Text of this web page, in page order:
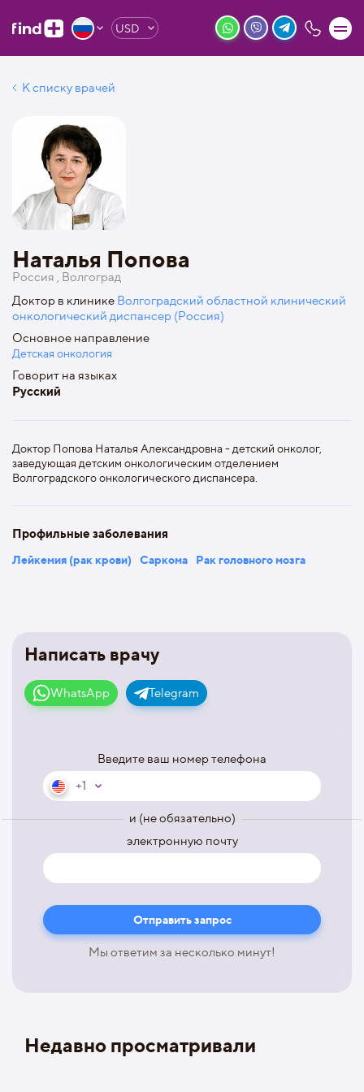
USD
К списку врачей
Написать врачу
WhatsApp Telegram
Введите ваш номер телефона
+1
и (не обязательно)
электронную почту
Мы ответим за несколько минут!
Наталья Попова
Россия , Волгоград
Доктор в клинике Волгоградский областной клинический
онкологический диспансер (Россия)
Основное направление
Детская онкология
Говорит на языках
Русский
Доктор Попова Наталья Александровна - детский онколог,
заведующая детским онкологическим отделением
Волгоградского онкологического диспансера.
Профильные заболевания
Лейкемия (рак крови) Саркома Рак головного мозга
Недавно просматривали